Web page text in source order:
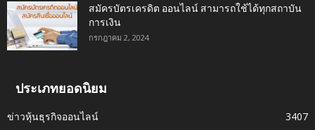
สมัครบัตรเครดิต ออนไลน์ สามารถใช้ได้ทุกสถาบัน
การเงิน
กรกฎาคม 2, 2024
ประเภทยอดนิยม
ข่าวหุ้นธุรกิจออนไลน์
3407